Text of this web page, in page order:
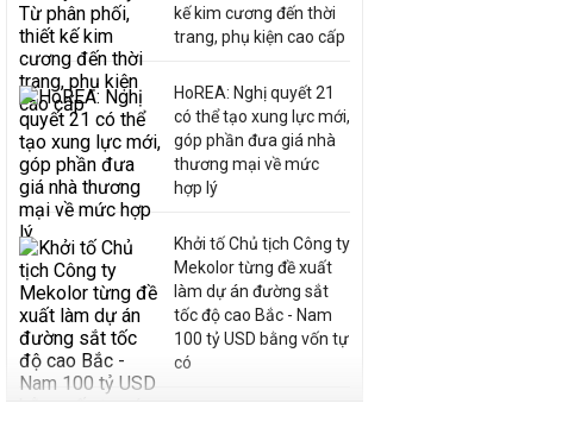
kế kim cương đến thời
trang, phụ kiện cao cấp
HoREA: Nghị quyết 21
có thể tạo xung lực mới,
góp phần đưa giá nhà
thương mại về mức
hợp lý
Khởi tố Chủ tịch Công ty
Mekolor từng đề xuất
làm dự án đường sắt
tốc độ cao Bắc - Nam
100 tỷ USD bằng vốn tự
có